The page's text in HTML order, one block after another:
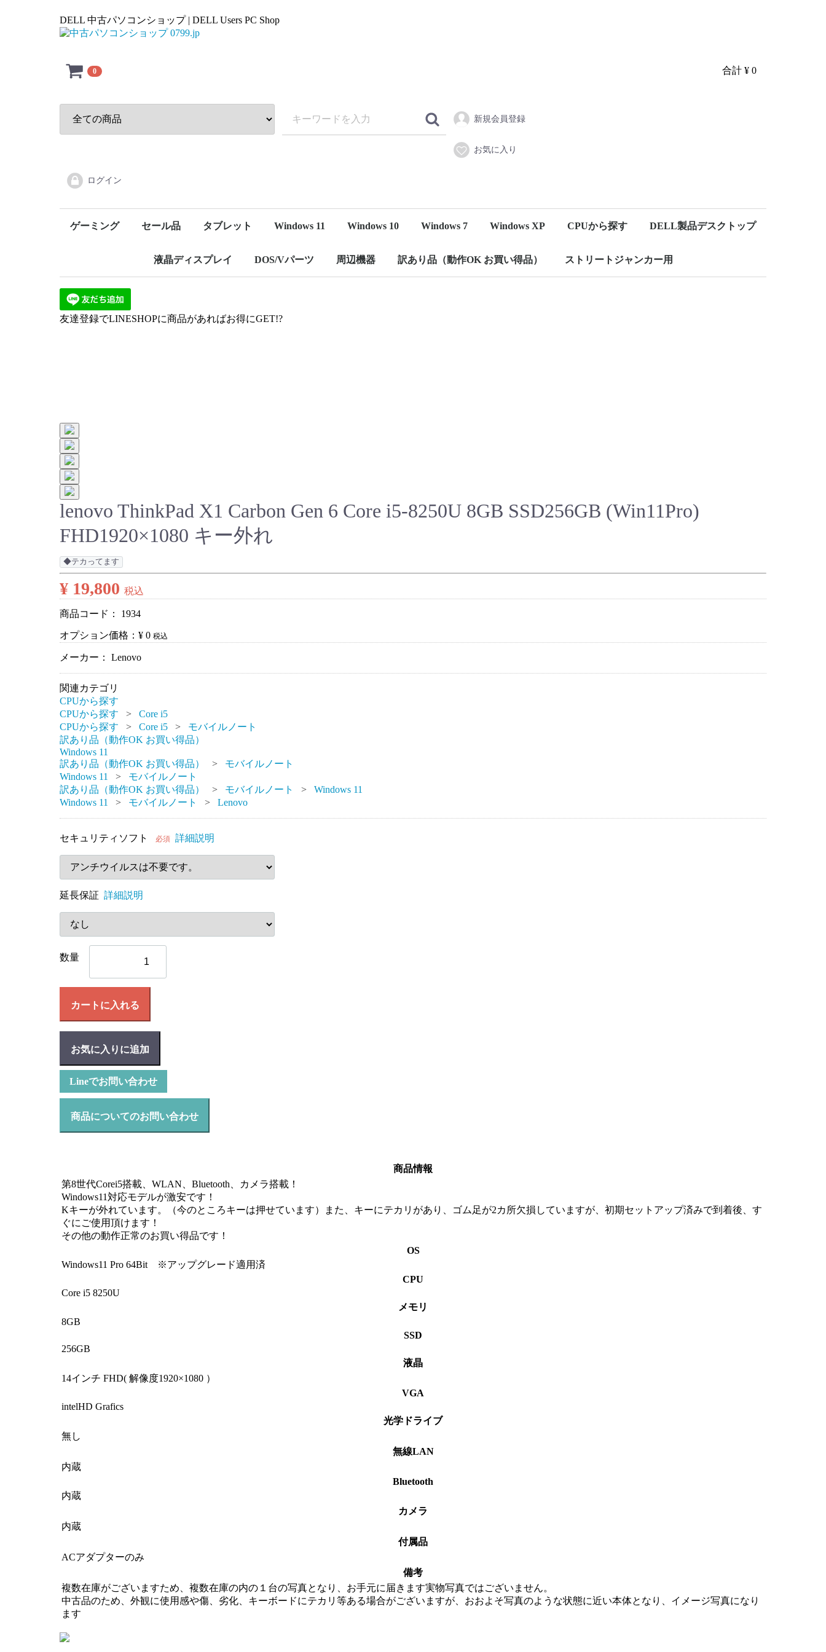
DELL 中古パソコンショップ | DELL Users PC Shop
0 合計 ¥ 0
新規会員登録
お気に入り
ログイン
ゲーミング セール品
デスクトップ
ノート
モバイルノート
タブレット
iPad
Surface（Windows)
Windowsタブレット
Windows 11
デスクトップ
液晶セットお買い得品
ノートパソコン DELL
HP
Lenovo
Dynabook
その他
モバイルノート DELL
Lenovo
HP
dynabook
その他
Windows 10
デスクトップ マイクロ
スモールシャーシ
ミニタワー/タワー
液晶一体型
得々液晶セット
2画面モニターセット
ノートパソコン カメラ搭載はこちら
モバイルノート カメラ搭載はこちら
Windows 7
デスクトップ
ノートパソコン
Windows XP
デスクトップ
ノートパソコン
CPUから探す
Core i7
Core i5
Core i3
Core2Quad
Core2Duo
CoreDuo
Pentium
Celeron
DELL製品デスクトップ
Optiplex 7070
Optiplex 7060
Optiplex 7050
Optiplex 5090
Optiplex 5050
Optiplex 5040
Optiplex 3080
Optiplex 3070
Optiplex 3060
Optiplex 3050
Optiplex All In One
OLD PC
液晶ディスプレイ DOS/Vパーツ 周辺機器 訳あり品（動作OK お買い得品） ストリートジャンカー用
友達登録でLINESHOPに商品があればお得にGET!?
lenovo ThinkPad X1 Carbon Gen 6 Core i5-8250U 8GB SSD256GB (Win11Pro)
FHD1920×1080 キー外れ
◆テカってます
¥ 19,800 税込
商品コード： 1934
オプション価格：¥ 0 税込
メーカー： Lenovo
関連カテゴリ
CPUから探す
CPUから探す
Core i5
CPUから探す
Core i5
モバイルノート
訳あり品（動作OK お買い得品）
Windows 11
訳あり品（動作OK お買い得品）
モバイルノート
Windows 11
モバイルノート
訳あり品（動作OK お買い得品）
モバイルノート
Windows 11
Windows 11
モバイルノート Lenovo
セキュリティソフト 必須 詳細説明
延長保証 詳細説明
数量
カートに入れる
お気に入りに追加
Lineでお問い合わせ
商品についてのお問い合わせ
商品情報
第8世代Corei5搭載、WLAN、Bluetooth、カメラ搭載！
Windows11対応モデルが激安です！
Kキーが外れています。（今のところキーは押せています）また、キーにテカリがあり、ゴム足が2カ所欠損していますが、初期セットアップ済みで到着後、す
ぐにご使用頂けます！
その他の動作正常のお買い得品です！
OS
Windows11 Pro 64Bit ※アップグレード適用済
CPU
Core i5 8250U
メモリ
8GB
SSD
256GB
液晶
14インチ FHD( 解像度1920×1080 ）
VGA
intelHD Grafics
光学ドライブ
無し
無線LAN
内蔵
Bluetooth
内蔵
カメラ
内蔵
付属品
ACアダプターのみ
備考
複数在庫がございますため、複数在庫の内の１台の写真となり、お手元に届きます実物写真ではございません。
中古品のため、外観に使用感や傷、劣化、キーボードにテカリ等ある場合がございますが、おおよそ写真のような状態に近い本体となり、イメージ写真になり
ます